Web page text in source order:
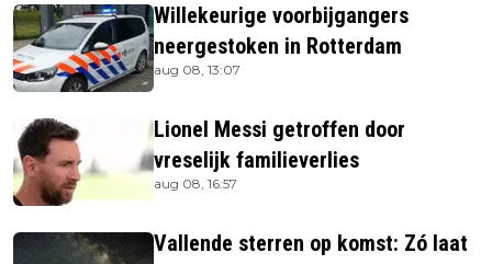
Willekeurige voorbijgangers
neergestoken in Rotterdam
aug 08, 13:07
Lionel Messi getroffen door
vreselijk familieverlies
aug 08, 16:57
Vallende sterren op komst: Zó laat